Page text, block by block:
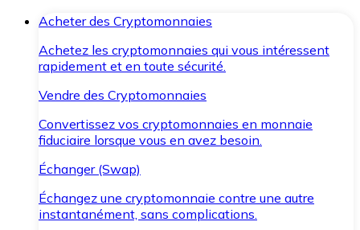
Acheter des Cryptomonnaies
Achetez les cryptomonnaies qui vous intéressent
rapidement et en toute sécurité.
Vendre des Cryptomonnaies
Convertissez vos cryptomonnaies en monnaie
fiduciaire lorsque vous en avez besoin.
Échanger (Swap)
Échangez une cryptomonnaie contre une autre
instantanément, sans complications.